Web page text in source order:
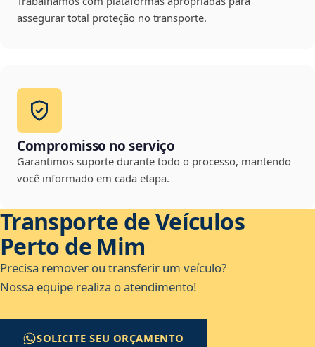
assegurar total proteção no transporte.
Compromisso no serviço
Garantimos suporte durante todo o processo, mantendo
você informado em cada etapa.
Transporte de Veículos
Perto de Mim
Precisa remover ou transferir um veículo?
Nossa equipe realiza o atendimento!
SOLICITE SEU ORÇAMENTO